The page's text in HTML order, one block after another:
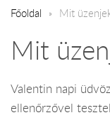
Főoldal ​Mit
Mit
Valentin napi
ellenőrzővel